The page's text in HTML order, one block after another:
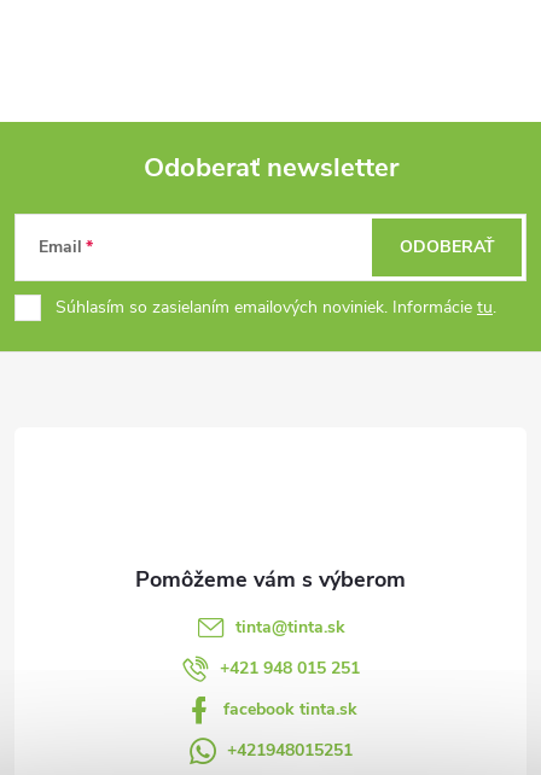
Z
á
p
Odoberať newsletter
Email
Súhlasím so zasielaním emailových noviniek. Informácie tu.
ODOBERAŤ
tinta@tinta.sk
+421 948 015 251
facebook tinta.sk
+421948015251